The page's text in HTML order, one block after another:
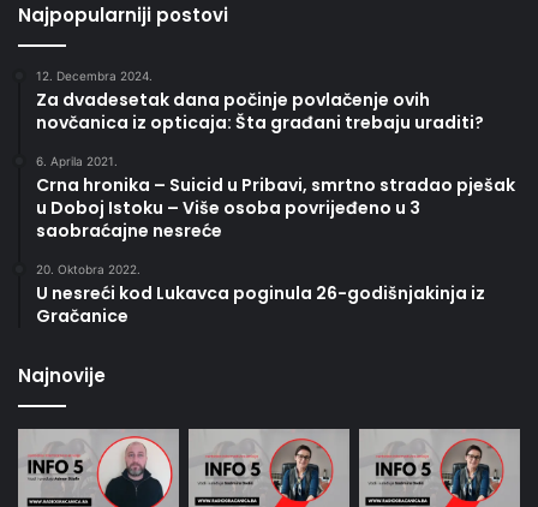
Najpopularniji postovi
12. Decembra 2024.
Za dvadesetak dana počinje povlačenje ovih
novčanica iz opticaja: Šta građani trebaju uraditi?
6. Aprila 2021.
Crna hronika – Suicid u Pribavi, smrtno stradao pješak
u Doboj Istoku – Više osoba povrijeđeno u 3
saobraćajne nesreće
20. Oktobra 2022.
U nesreći kod Lukavca poginula 26-godišnjakinja iz
Gračanice
Najnovije